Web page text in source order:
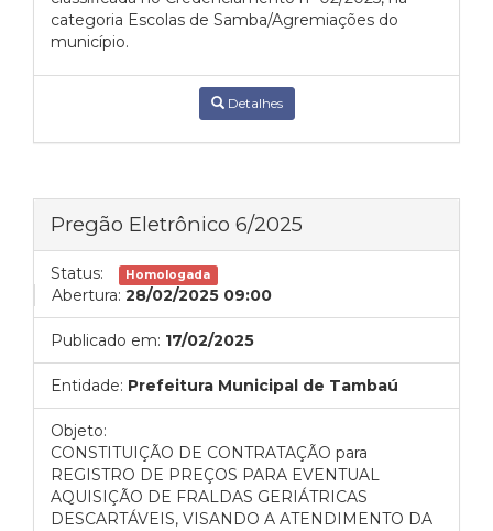
categoria Escolas de Samba/Agremiações do
município.
Detalhes
Pregão Eletrônico 6/2025
Status: Homologada
Abertura: 28/02/2025 09:00
Publicado em: 17/02/2025
Entidade: Prefeitura Municipal de Tambaú
Objeto:
CONSTITUIÇÃO DE CONTRATAÇÃO para
REGISTRO DE PREÇOS PARA EVENTUAL
AQUISIÇÃO DE FRALDAS GERIÁTRICAS
DESCARTÁVEIS, VISANDO A ATENDIMENTO DA